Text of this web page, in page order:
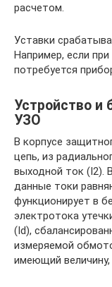
расчетом.
Уставки
Например, если
потребуется
Устройство и
УЗО
В корпусе
цепь, из
выходной ток (I2).
данные токи
функционирует в
электротока
(Id),
измеряемой
имеющий